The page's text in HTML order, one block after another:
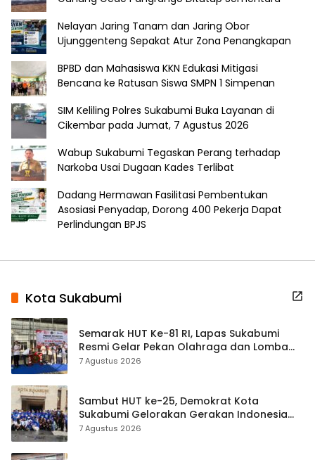
Nelayan Jaring Tanam dan Jaring Obor
Ujunggenteng Sepakat Atur Zona Penangkapan
BPBD dan Mahasiswa KKN Edukasi Mitigasi
Bencana ke Ratusan Siswa SMPN 1 Simpenan
SIM Keliling Polres Sukabumi Buka Layanan di
Cikembar pada Jumat, 7 Agustus 2026
Wabup Sukabumi Tegaskan Perang terhadap
Narkoba Usai Dugaan Kades Terlibat
Dadang Hermawan Fasilitasi Pembentukan
Asosiasi Penyadap, Dorong 400 Pekerja Dapat
Perlindungan BPJS
Kota Sukabumi
Semarak HUT Ke-81 RI, Lapas Sukabumi
Resmi Gelar Pekan Olahraga dan Lomba
Tradisional
7 Agustus 2026
Sambut HUT ke-25, Demokrat Kota
Sukabumi Gelorakan Gerakan Indonesia
ASRI Lewat Aksi Bersih Masjid Agung
7 Agustus 2026